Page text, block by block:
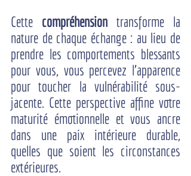
Cette compréhension transforme la
nature de chaque échange : au lieu de
prendre les comportements blessants
pour vous, vous percevez l'apparence
pour toucher la vulnérabilité sous-
jacente. Cette perspective affine votre
maturité émotionnelle et vous ancre
dans une paix intérieure durable,
quelles que soient les circonstances
extérieures.